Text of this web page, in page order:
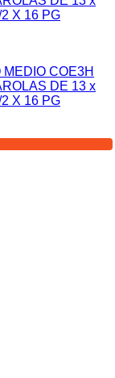
COE3H
DE 13 x
X 16 PG